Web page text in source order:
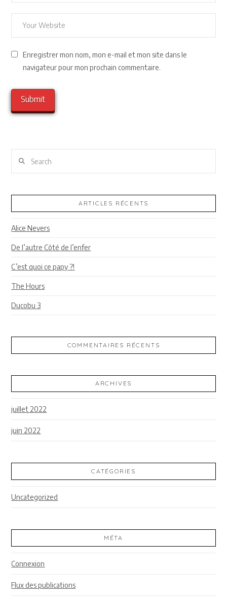
Enregistrer mon nom, mon e-mail et mon site dans le
navigateur pour mon prochain commentaire.
ARTICLES RÉCENTS
Alice Nevers
De l’autre Côté de l’enfer
C’est quoi ce papy ?!
The Hours
Ducobu 3
COMMENTAIRES RÉCENTS
ARCHIVES
juillet 2022
juin 2022
CATÉGORIES
Uncategorized
MÉTA
Connexion
Flux des publications